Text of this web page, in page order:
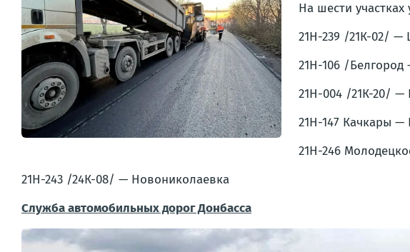
На шести
21Н-239 /21К-02/ —
21Н-106 /
21Н-004 /21К-20/ —
21Н-147 Качкары —
21Н-246
21Н-243 /24К-08/ — Новониколаевка
Служба автомобильных дорог Донбасса